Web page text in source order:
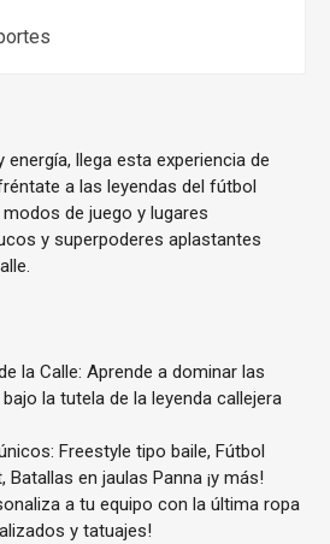
llega esta experiencia de
a las leyendas del fútbol
de juego y lugares
y superpoderes aplastantes
la Calle: Aprende a dominar las
la tutela de la leyenda callejera
Freestyle tipo baile, Fútbol
en jaulas Panna ¡y más!
a tu equipo con la última ropa
y tatuajes!